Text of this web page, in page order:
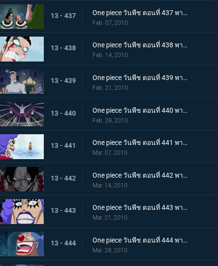
13 - 437 One piece วันพีช ตอนที่ 437 พากย์ไทย เพราะเราคือเพื่อนกัน บอนเครบุกเข้าช่วยอย่างไม่คิดชีวิต
Feb. 07, 2010
13 - 438 One piece วันพีช ตอนที่ 438 พากย์ไทย สรวงสวรรค์ในนรก อิมเพลดาวน์ชั้นที่ 5.5
Feb. 14, 2010
13 - 439 One piece วันพีช ตอนที่ 439 พากย์ไทย เริ่มการรักษาลูฟี่! ด้วยพลังปาฎิหาริย์ของคุณอีวา!
Feb. 21, 2010
13 - 440 One piece วันพีช ตอนที่ 440 พากย์ไทย จงเชื่อในปาฎิหาริย์! เสียงเชียร์จากจิตวิญญาณของบอนเคร
Feb. 28, 2010
13 - 441 One piece วันพีช ตอนที่ 441 พากย์ไทย ลูฟี่ฟื้นคืนชีพ! คุณอีวาเริ่มแผนการแหกคุก!!
Mar. 07, 2010
13 - 442 One piece วันพีช ตอนที่ 442 พากย์ไทย เริ่มการส่งตัวเอส! การต่อสู้ในเลเวล 6 ที่อยู่ลึกสุด!!
Mar. 14, 2010
13 - 443 One piece วันพีช ตอนที่ 443 พากย์ไทย ทีมสุดแกร่งถือกำเนิด! สะเทือนลั่นทั้งอิมเพลดาวน์!
Mar. 21, 2010
13 - 444 One piece วันพีช ตอนที่ 444 พากย์ไทย ความวุ่นวายยิ่งโหมกระหน่ำ! ทีชหนวดดำเข้าจู่โจม!
Mar. 28, 2010